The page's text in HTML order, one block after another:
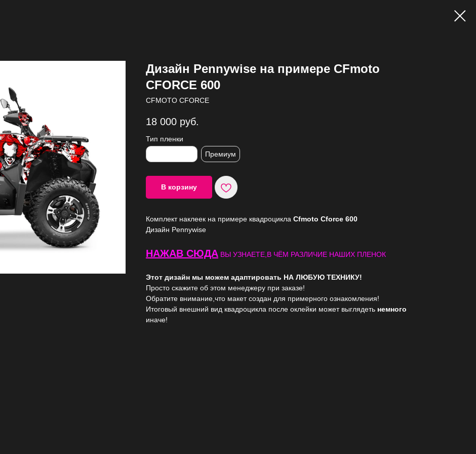
Дизайн Pennywise на примере CFmoto
CFORCE 600
CFMOTO CFORCE
18 000 руб.
Тип пленки
Премиум
В корзину
Комплект наклеек на примере квадроцикла Cfmoto Cforce 600
Дизайн Pennywise
НАЖАВ СЮДА ВЫ УЗНАЕТЕ,В ЧЁМ РАЗЛИЧИЕ НАШИХ ПЛЕНОК
Этот дизайн мы можем адаптировать НА ЛЮБУЮ ТЕХНИКУ!
Просто скажите об этом менеджеру при заказе!
Обратите внимание,что макет создан для примерного ознакомления!
Итоговый внешний вид квадроцикла после оклейки может выглядеть немного
иначе!